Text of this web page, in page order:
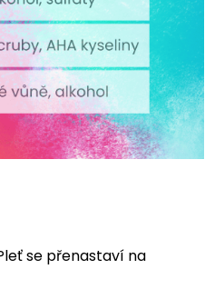
se přenastaví na